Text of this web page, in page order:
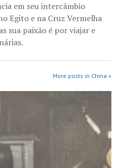
em seu intercâmbio
Egito e na Cruz Vermelha
sua paixão é por viajar e
More posts in China »